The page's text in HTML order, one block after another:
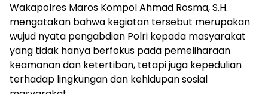
Wakapolres Maros Kompol Ahmad Rosma, S.H.
mengatakan bahwa kegiatan tersebut merupakan
wujud nyata pengabdian Polri kepada masyarakat
yang tidak hanya berfokus pada pemeliharaan
keamanan dan ketertiban, tetapi juga kepedulian
terhadap lingkungan dan kehidupan sosial